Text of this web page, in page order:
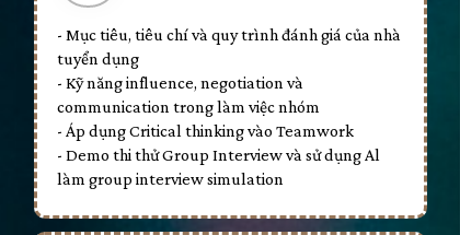
- Mục tiêu, tiêu chí và quy trình đánh giá của nhà
tuyển dụng
- Kỹ năng influence, negotiation và
communication trong làm việc nhóm
- Áp dụng Critical thinking vào Teamwork
- Demo thi thử Group Interview và sử dụng Al
làm group interview simulation